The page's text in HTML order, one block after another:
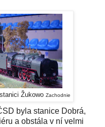
Žukowo Zachodnie
byla stanice Dobrá,
a obstála v ní velmi